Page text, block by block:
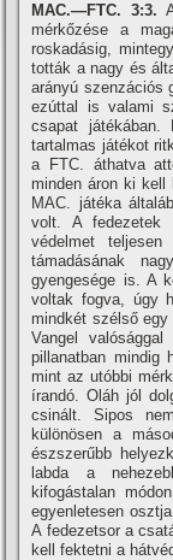
MAC.—FTC. 3:3.
mérkőzése a
roskadásig,
tották a nagy és
arányú szenzációs
ezúttal is valami
csapat
tartalmas játékot
a FTC. áthatva
minden áron ki kell
MAC. játéka
volt. A
védelmet teljesen
támadásának
gyengesége is. A
voltak fogva, úgy
mindkét szélső egy
Vangel
pillanatban mindig
mint az utóbbi
í­randó. Oláh jól
csinált. Sipos
különösen a
észszerűbb
labda a
kifogástalan
egyenletesen
A fedezetsor a
kell fektetni a